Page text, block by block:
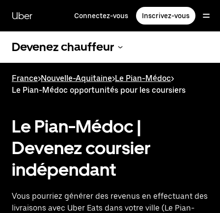
contenu
principal
Uber Connectez-vous Inscrivez-vous
Devenez chauffeur
France>Nouvelle-Aquitaine>Le Pian-Médoc>
Le Pian-Médoc opportunités pour les coursiers
Le Pian-Médoc |
Devenez coursier
indépendant
Vous pourriez générer des revenus en effectuant des
livraisons avec Uber Eats dans votre ville (Le Pian-